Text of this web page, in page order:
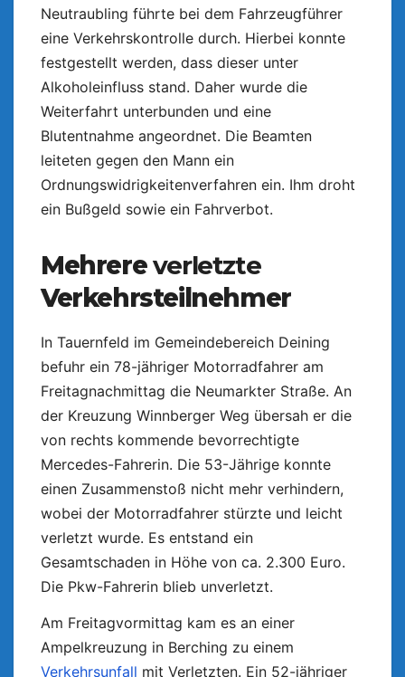
Neutraubling führte bei dem Fahrzeugführer
eine Verkehrskontrolle durch. Hierbei konnte
festgestellt werden, dass dieser unter
Alkoholeinfluss stand. Daher wurde die
Weiterfahrt unterbunden und eine
Blutentnahme angeordnet. Die Beamten
leiteten gegen den Mann ein
Ordnungswidrigkeitenverfahren ein. Ihm droht
ein Bußgeld sowie ein Fahrverbot.
Mehrereverletzte
Verkehrsteilnehmer
In Tauernfeld im Gemeindebereich Deining
befuhr ein 78-jähriger Motorradfahrer am
Freitagnachmittag die Neumarkter Straße. An
der Kreuzung Winnberger Weg übersah er die
von rechts kommende bevorrechtigte
Mercedes-Fahrerin. Die 53-Jährige konnte
einen Zusammenstoß nicht mehr verhindern,
wobei der Motorradfahrer stürzte und leicht
verletzt wurde. Es entstand ein
Gesamtschaden in Höhe von ca. 2.300 Euro.
Die Pkw-Fahrerin blieb unverletzt.
Am Freitagvormittag kam es an einer
Ampelkreuzung in Berching zu einem
Verkehrsunfall mit Verletzten. Ein 52-jähriger